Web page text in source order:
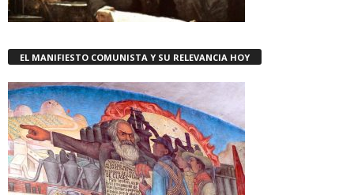
EL MANIFIESTO COMUNISTA Y SU RELEVANCIA HOY